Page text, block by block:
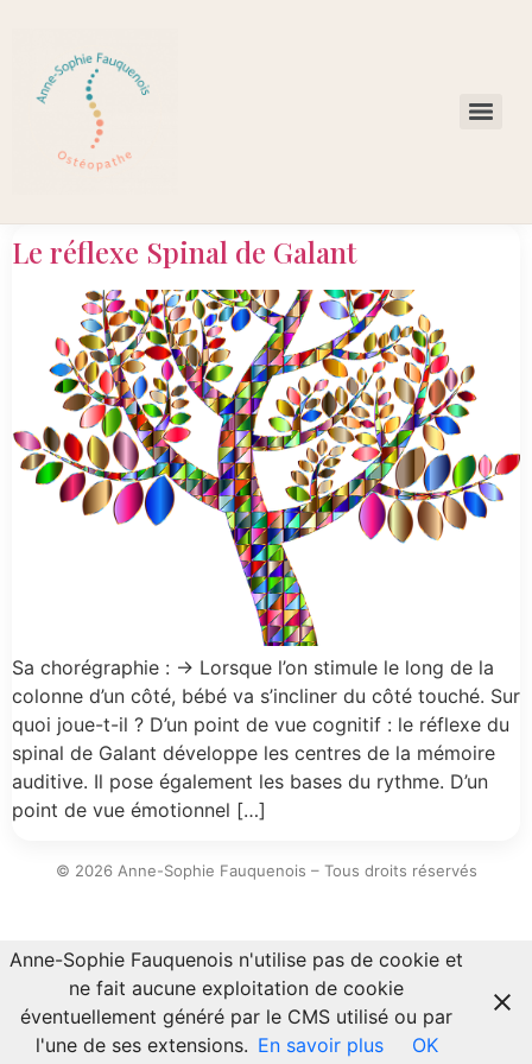
Le réflexe Spinal de Galant
Sa chorégraphie : → Lorsque l’on stimule le long de la
colonne d’un côté, bébé va s’incliner du côté touché. Sur
quoi joue-t-il ? D’un point de vue cognitif : le réflexe du
spinal de Galant développe les centres de la mémoire
auditive. Il pose également les bases du rythme. D’un
point de vue émotionnel […]
© 2026 Anne-Sophie Fauquenois – Tous droits réservés
Anne-Sophie Fauquenois n'utilise pas de cookie et
ne fait aucune exploitation de cookie
éventuellement généré par le CMS utilisé ou par
l'une de ses extensions. En savoir plus OK